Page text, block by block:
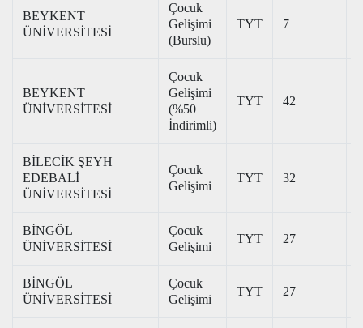
BEYKENT
ÜNİVERSİTESİ
Çocuk
Gelişimi
(Burslu)
TYT 7
BEYKENT
ÜNİVERSİTESİ
Çocuk
Gelişimi
(%50
İndirimli)
TYT 42
BİLECİK ŞEYH
EDEBALİ
ÜNİVERSİTESİ
Çocuk
Gelişimi
TYT 32
BİNGÖL
ÜNİVERSİTESİ
Çocuk
Gelişimi
TYT 27
BİNGÖL
ÜNİVERSİTESİ
Çocuk
Gelişimi
TYT 27